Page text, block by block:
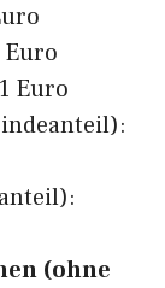
Euro
Euro
(ohne